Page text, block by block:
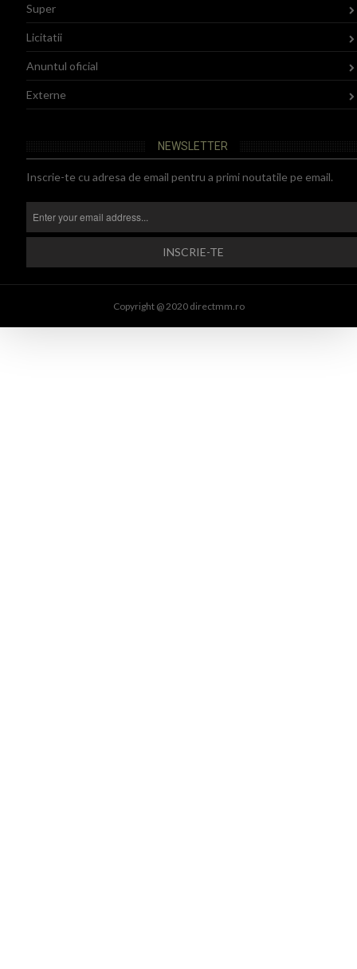
Super
Licitatii
Anuntul oficial
Externe
NEWSLETTER
Inscrie-te cu adresa de email pentru a primi noutatile pe email.
Copyright @ 2020 directmm.ro